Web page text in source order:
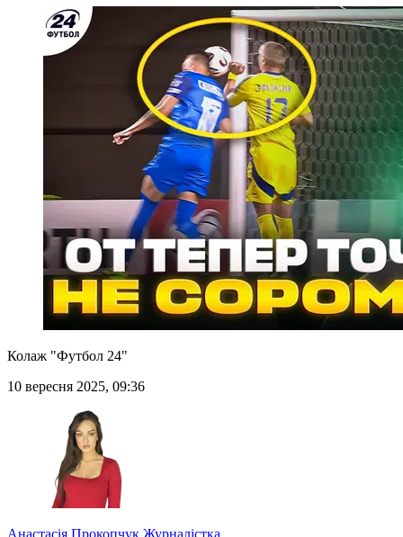
Колаж "Футбол 24"
10 вересня 2025, 09:36